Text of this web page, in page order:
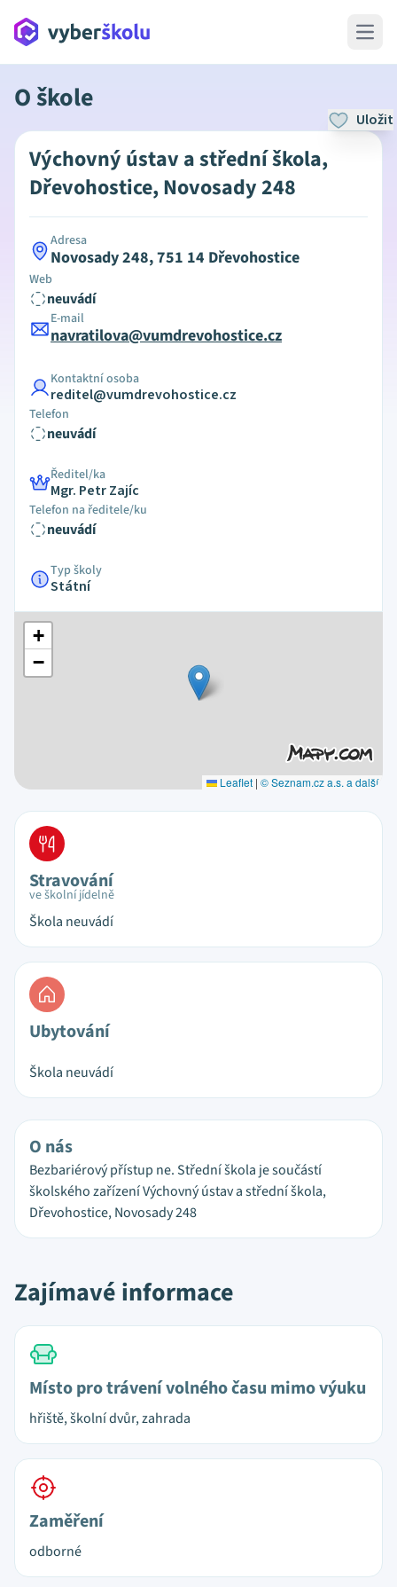
Open
O škole
Uložit
Výchovný ústav a střední škola,
Dřevohostice, Novosady 248
Adresa
Novosady 248, 751 14 Dřevohostice
Web
neuvádí
E-mail
navratilova@vumdrevohostice.cz
Kontaktní osoba
reditel@vumdrevohostice.cz
Telefon
neuvádí
Ředitel/ka
Mgr. Petr Zajíc
Telefon na ředitele/ku
neuvádí
Typ školy
Státní
+
−
Leaflet | © Seznam.cz a.s. a další
Stravování
ve školní jídelně
Škola neuvádí
Ubytování
Škola neuvádí
O nás
Bezbariérový přístup ne. Střední škola je součástí
školského zařízení Výchovný ústav a střední škola,
Dřevohostice, Novosady 248
Zajímavé informace
Místo pro trávení volného času mimo výuku
hřiště, školní dvůr, zahrada
Zaměření
odborné